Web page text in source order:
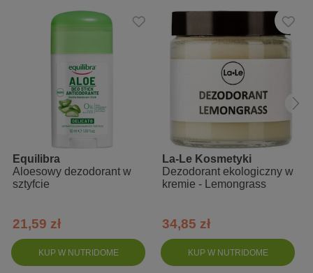
KUP W NUTRIDOME
Equilibra
Aloesowy dezodorant w
sztyfcie
21,59 zł
KUP W NUTRIDOME
La-Le Kosmetyki
Dezodorant ekologiczny w
kremie - Lemongrass
34,85 zł